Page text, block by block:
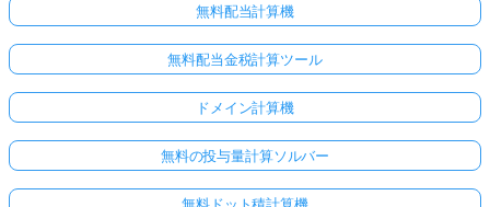
無料配当計算機
無料配当金税計算ツール
ドメイン計算機
無料の投与量計算ソルバー
無料ドット積計算機